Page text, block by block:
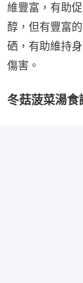
維豐富，有助
醇，但有豐富
硒，有助維持
傷害。
冬菇菠菜湯食